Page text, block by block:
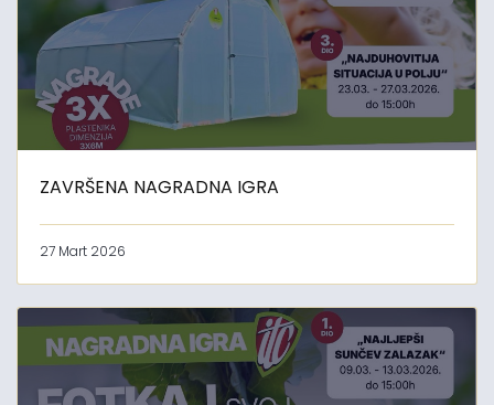
ZAVRŠENA NAGRADNA IGRA
27 Mart 2026